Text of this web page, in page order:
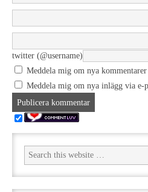
twitter (@username)
Meddela mig om nya
Meddela mig om nya inlägg via e-